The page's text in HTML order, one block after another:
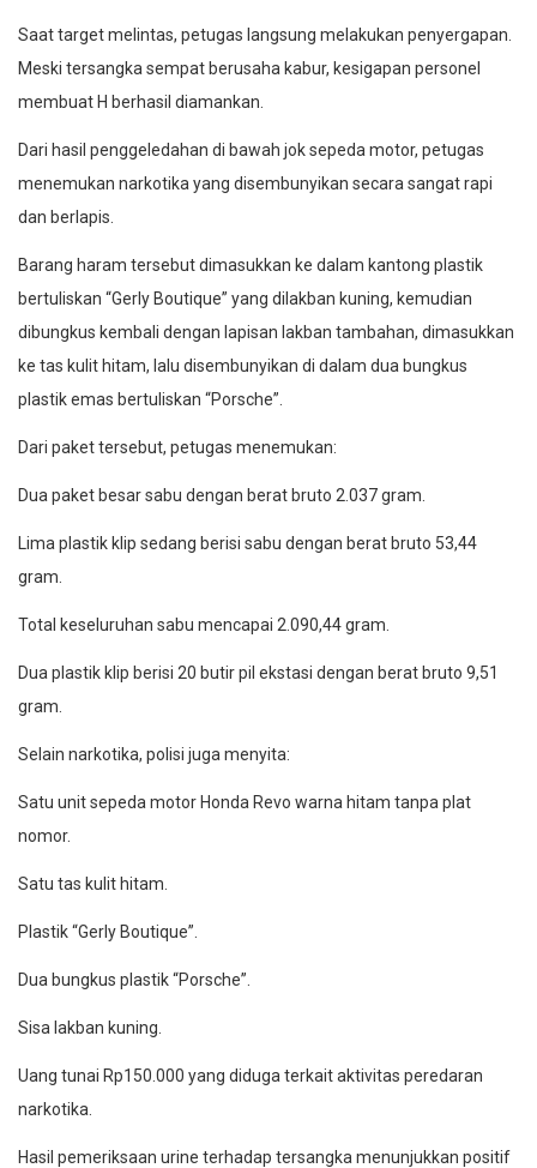
Saat target melintas, petugas langsung melakukan penyergapan.
Meski tersangka sempat berusaha kabur, kesigapan personel
membuat H berhasil diamankan.
Dari hasil penggeledahan di bawah jok sepeda motor, petugas
menemukan narkotika yang disembunyikan secara sangat rapi
dan berlapis.
Barang haram tersebut dimasukkan ke dalam kantong plastik
bertuliskan “Gerly Boutique” yang dilakban kuning, kemudian
dibungkus kembali dengan lapisan lakban tambahan, dimasukkan
ke tas kulit hitam, lalu disembunyikan di dalam dua bungkus
plastik emas bertuliskan “Porsche”.
Dari paket tersebut, petugas menemukan:
Dua paket besar sabu dengan berat bruto 2.037 gram.
Lima plastik klip sedang berisi sabu dengan berat bruto 53,44
gram.
Total keseluruhan sabu mencapai 2.090,44 gram.
Dua plastik klip berisi 20 butir pil ekstasi dengan berat bruto 9,51
gram.
Selain narkotika, polisi juga menyita:
Satu unit sepeda motor Honda Revo warna hitam tanpa plat
nomor.
Satu tas kulit hitam.
Plastik “Gerly Boutique”.
Dua bungkus plastik “Porsche”.
Sisa lakban kuning.
Uang tunai Rp150.000 yang diduga terkait aktivitas peredaran
narkotika.
Hasil pemeriksaan urine terhadap tersangka menunjukkan positif